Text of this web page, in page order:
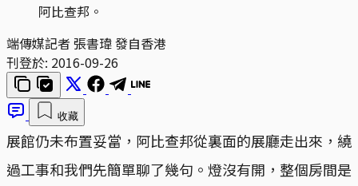
阿比查邦。
端傳媒記者 張書瑋 發自香港
刊登於: 2016-09-26
收藏
展館仍未布置妥當，阿比查邦從裏面的展廳走出來，繞
過工事和我們先簡單聊了幾句。燈沒有開，整個房間是